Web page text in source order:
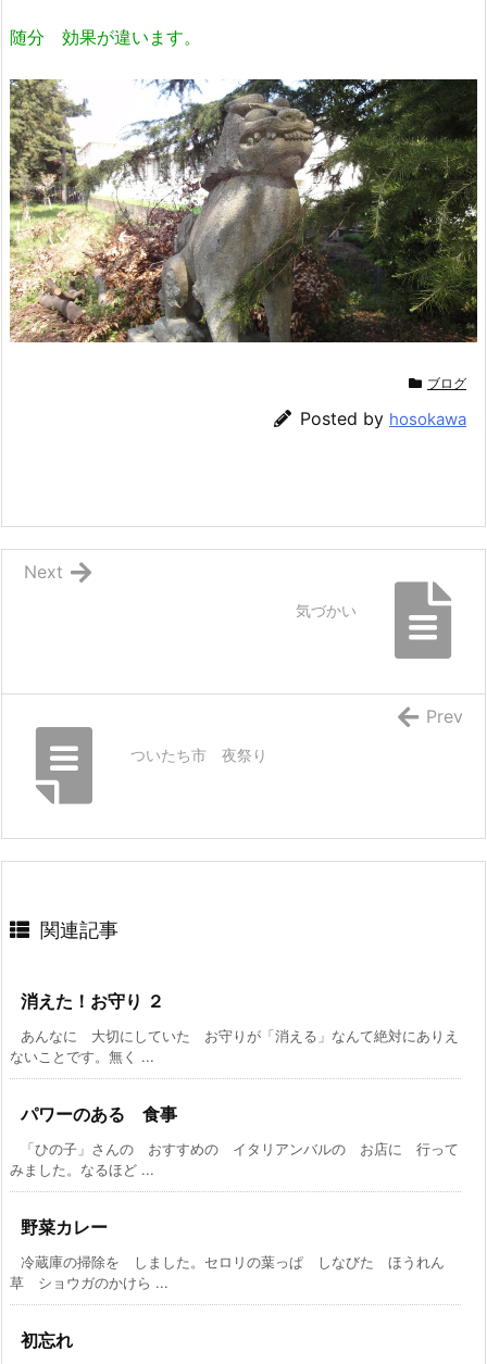
随分 効果が違います。
ブログ
Posted by hosokawa
気づかい
Next
ついたち市 夜祭り
Prev
関連記事
消えた！お守り ２
あんなに 大切にしていた お守りが「消える」なんて絶対にありえ
ないことです。無く ...
パワーのある 食事
「ひの子」さんの おすすめの イタリアンバルの お店に 行って
みました。なるほど ...
野菜カレー
冷蔵庫の掃除を しました。セロリの葉っぱ しなびた ほうれん
草 ショウガのかけら ...
初忘れ